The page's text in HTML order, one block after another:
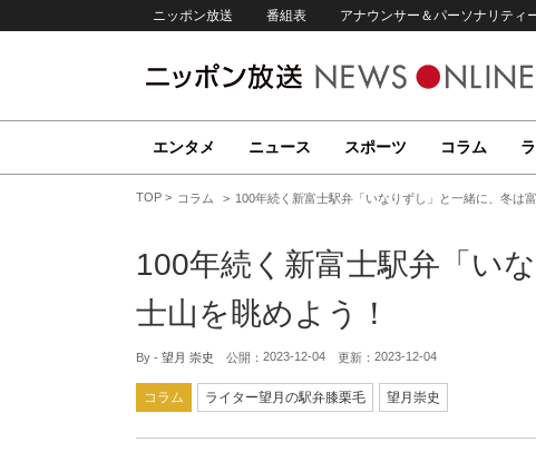
ニッポン放送 番組表 アナウンサー＆パーソナリティ
エンタメ ニュース スポーツ コラム
TOP コラム 100年続く新富士駅弁「いなりずし」と一緒に、冬は
100年続く新富士駅弁「い
士山を眺めよう！
By - 望月 崇史 公開： 2023-12-04 更新： 2023-12-04
コラム ライター望月の駅弁膝栗毛 望月崇史